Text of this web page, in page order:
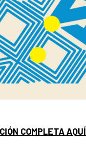
COMPLETA AQUÍ